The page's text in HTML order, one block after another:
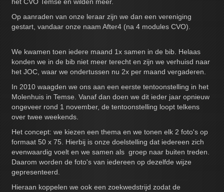
het CVO Temse en wilden meer.
Op aanraden van onze leraar zijn we dan een vereniging
gestart, vandaar onze naam After4 (na 4 modules CVO).
We kwamen toen iedere maand 1x samen in de bib. Helaas
konden we in de bib niet meer terecht en zijn we verhuisd naar
het JOC, waar we ondertussen nu 2x per maand vergaderen.
In 2010 waagden we ons aan een eerste tentoonstelling in het
Molenhuis in Temse. Vanaf dan doen we dit ieder jaar opnieuw
ongeveer rond 1 november, de tentoonstelling loopt telkens
over twee weekends.
Het concept: we kiezen een thema en we tonen elk 2 foto's op
formaat 50 x 75. Hierbij is onze doelstelling dat iedereen zich
evenwaardig voelt en we samen als groep naar buiten treden.
Daarom worden de foto's van iedereen op dezelfde wijze
gepresenteerd.
Hieraan koppelen we ook een zoekwedstrijd zodat de